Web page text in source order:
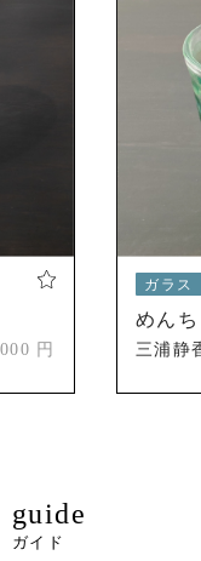
円
ガラス
めん
三浦静
guide
ガイド